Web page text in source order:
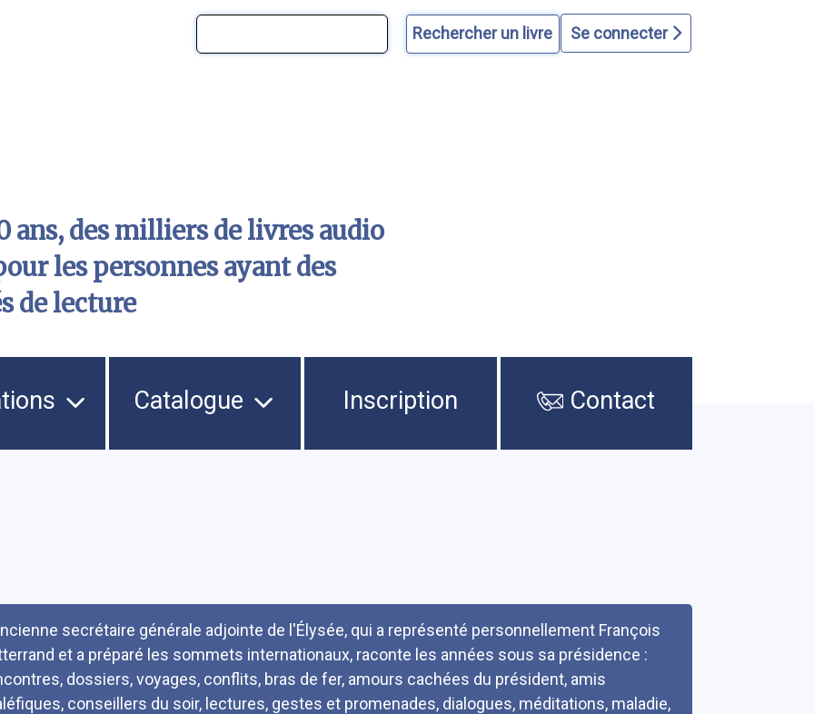
Se connecter
ans, des milliers de livres audio
les personnes ayant des
de lecture
Catalogue Inscription Contact
secrétaire générale adjointe de l'Élysée, qui a représenté personnellement François
et a préparé les sommets internationaux, raconte les années sous sa présidence :
dossiers, voyages, conflits, bras de fer, amours cachées du président, amis
conseillers du soir, lectures, gestes et promenades, dialogues, méditations, maladie,